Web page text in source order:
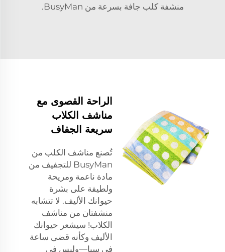
منشفة كلب جافة بسرعة من BusyMan.
الراحة القصوى مع
مناشف الكلاب
سريعة الجفاف
تُصنع مناشف الكلب من
BusyMan للتجفيف من
مادة ناعمة ومريحة
ولطيفة على بشرة
حيوانك الأليف. لا تتشابه
منشفتان من مناشف
الكلاب! سيشعر حيوانك
الأليف وكأنه قضى ساعة
في سبا—وليس في